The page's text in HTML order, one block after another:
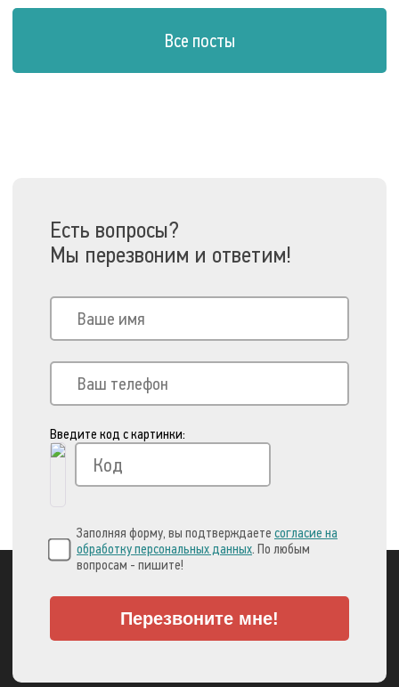
Все посты
Есть вопросы?
Мы перезвоним и ответим!
Введите код с картинки:
Заполняя форму, вы подтверждаете согласие на
обработку персональных данных. По любым
вопросам - пишите!
Перезвоните мне!